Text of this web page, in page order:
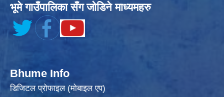
भूमे गाउँपालिका सँग जोडिने माध्यमहरु
Bhume Info
डिजिटल प्रोफाइल (मोबाइल एप)